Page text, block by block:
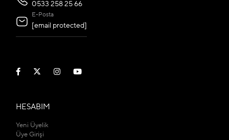
0533 258 25 66
E-Posta
[email protected]
HESABIM
Yeni Üyelik
Üye Girişi